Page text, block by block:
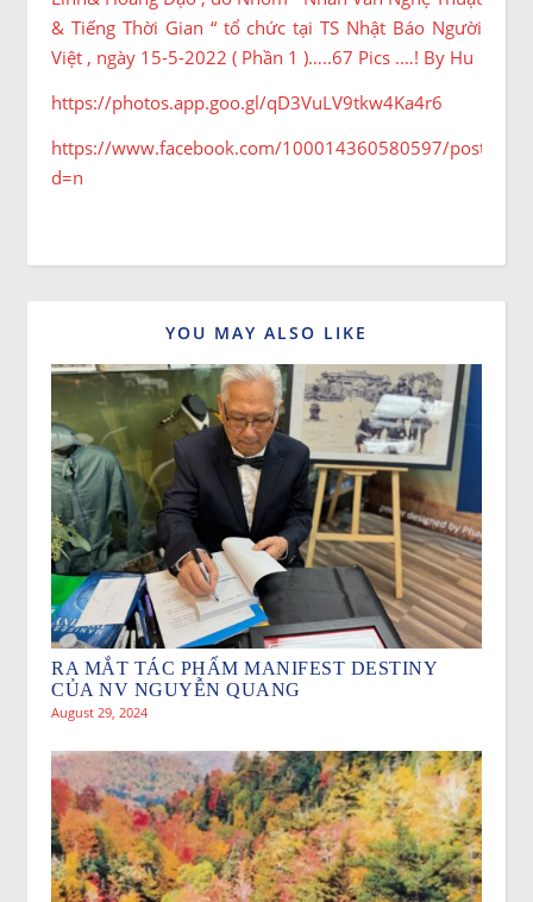
& Tiếng Thời Gian “ tổ chức tại TS Nhật Báo Người
Việt , ngày 15-5-2022 ( Phần 1 )…..67 Pics .…! By Hu
https://photos.app.goo.gl/qD3VuLV9tkw4Ka4r6
https://www.facebook.com/100014360580597/posts/
d=n
YOU MAY ALSO LIKE
RA MẮT TÁC PHẨM MANIFEST DESTINY
CỦA NV NGUYỄN QUANG
August 29, 2024